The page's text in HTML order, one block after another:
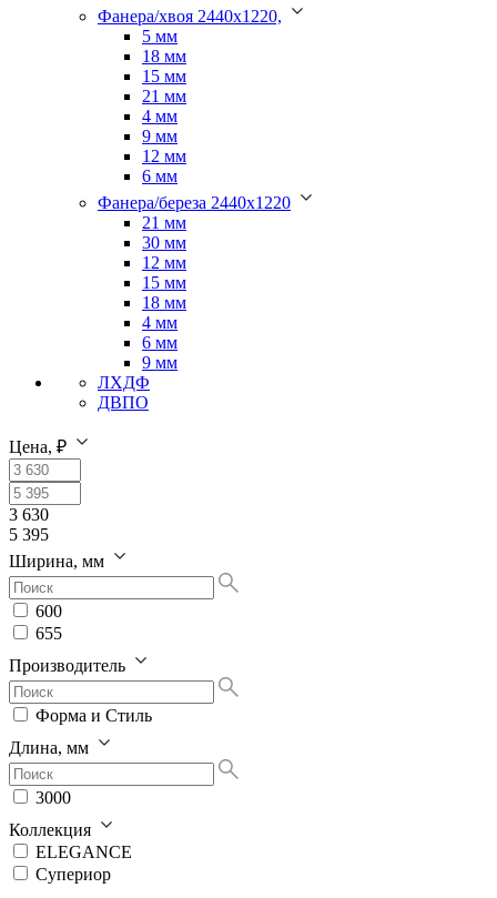
Фанера/хвоя 2440х1220,
5 мм
18 мм
15 мм
21 мм
4 мм
9 мм
12 мм
6 мм
Фанера/береза 2440х1220
21 мм
30 мм
12 мм
15 мм
18 мм
4 мм
6 мм
9 мм
ЛХДФ
ДВПО
Цена, ₽
3 630
5 395
Ширина, мм
600
655
Производитель
Форма и Стиль
Длина, мм
3000
Коллекция
ELEGANCE
Супериор